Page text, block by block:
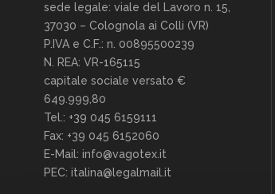
sede legale: viale del Lavoro n. 15,
37030 – Colognola ai Colli (VR)
P.IVA e C.F.: n. 00895500239
N. REA: VR-165115
capitale sociale versato €
649.999,80
Tel.: +39 045 6159111
Fax: +39 045 6152060
E-Mail: info@vagotex.it
PEC: italina@legalmail.it